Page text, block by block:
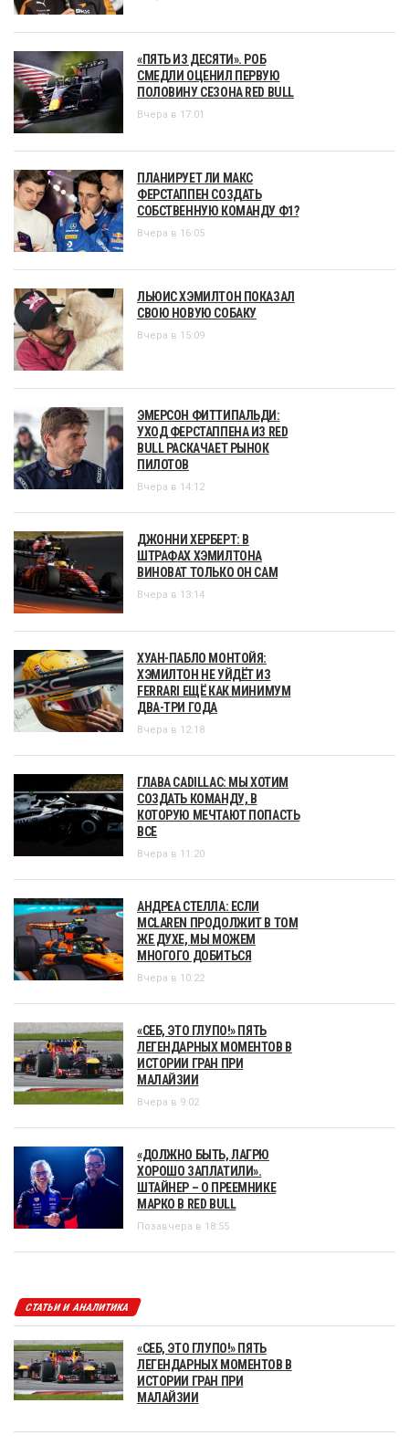
«ПЯТЬ ИЗ ДЕСЯТИ». РОБ
СМЕДЛИ ОЦЕНИЛ ПЕРВУЮ
ПОЛОВИНУ СЕЗОНА RED BULL
Вчера в 17:01
ПЛАНИРУЕТ ЛИ МАКС
ФЕРСТАППЕН СОЗДАТЬ
СОБСТВЕННУЮ КОМАНДУ Ф1?
Вчера в 16:05
ЛЬЮИС ХЭМИЛТОН ПОКАЗАЛ
СВОЮ НОВУЮ СОБАКУ
Вчера в 15:09
ЭМЕРСОН ФИТТИПАЛЬДИ:
УХОД ФЕРСТАППЕНА ИЗ RED
BULL РАСКАЧАЕТ РЫНОК
ПИЛОТОВ
Вчера в 14:12
ДЖОННИ ХЕРБЕРТ: В
ШТРАФАХ ХЭМИЛТОНА
ВИНОВАТ ТОЛЬКО ОН САМ
Вчера в 13:14
ХУАН-ПАБЛО МОНТОЙЯ:
ХЭМИЛТОН НЕ УЙДЁТ ИЗ
FERRARI ЕЩЁ КАК МИНИМУМ
ДВА-ТРИ ГОДА
Вчера в 12:18
ГЛАВА CADILLAC: МЫ ХОТИМ
СОЗДАТЬ КОМАНДУ, В
КОТОРУЮ МЕЧТАЮТ ПОПАСТЬ
ВСЕ
Вчера в 11:20
АНДРЕА СТЕЛЛА: ЕСЛИ
MCLAREN ПРОДОЛЖИТ В ТОМ
ЖЕ ДУХЕ, МЫ МОЖЕМ
МНОГОГО ДОБИТЬСЯ
Вчера в 10:22
«СЕБ, ЭТО ГЛУПО!» ПЯТЬ
ЛЕГЕНДАРНЫХ МОМЕНТОВ В
ИСТОРИИ ГРАН ПРИ
МАЛАЙЗИИ
Вчера в 9:02
«ДОЛЖНО БЫТЬ, ЛАГРЮ
ХОРОШО ЗАПЛАТИЛИ».
ШТАЙНЕР – О ПРЕЕМНИКЕ
МАРКО В RED BULL
Позавчера в 18:55
СТАТЬИ И АНАЛИТИКА
«СЕБ, ЭТО ГЛУПО!» ПЯТЬ
ЛЕГЕНДАРНЫХ МОМЕНТОВ В
ИСТОРИИ ГРАН ПРИ
МАЛАЙЗИИ